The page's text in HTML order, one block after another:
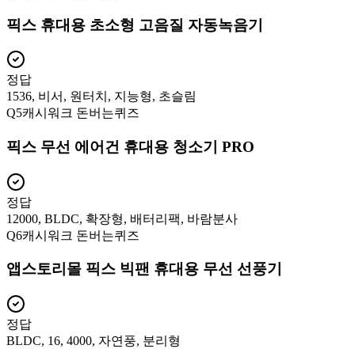
픽스 휴대용 초소형 고음질 자동녹음기
정답
1536, 비서, 원터치, 지능형, 초슬림
Q5캐시워크 돈버는퀴즈
픽스 무선 에어건 휴대용 청소기 PRO
정답
12000, BLDC, 확장형, 배터리팩, 바람분사
Q6캐시워크 돈버는퀴즈
앱스토리몰 픽스 빅팬 휴대용 무선 선풍기
정답
BLDC, 16, 4000, 자연풍, 분리형